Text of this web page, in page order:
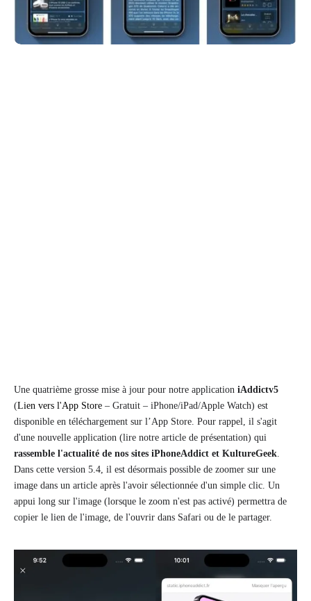
Une quatrième grosse mise à jour pour notre application iAddictv5
(Lien vers l'App Store – Gratuit – iPhone/iPad/Apple Watch) est
disponible en téléchargement sur l’App Store. Pour rappel, il s'agit
d'une nouvelle application (lire notre article de présentation) qui
rassemble l'actualité de nos sites iPhoneAddict et KultureGeek.
Dans cette version 5.4, il est désormais possible de zoomer sur une
image dans un article après l'avoir sélectionnée d'un simple clic. Un
appui long sur l'image (lorsque le zoom n'est pas activé) permettra de
copier le lien de l'image, de l'ouvrir dans Safari ou de le partager.